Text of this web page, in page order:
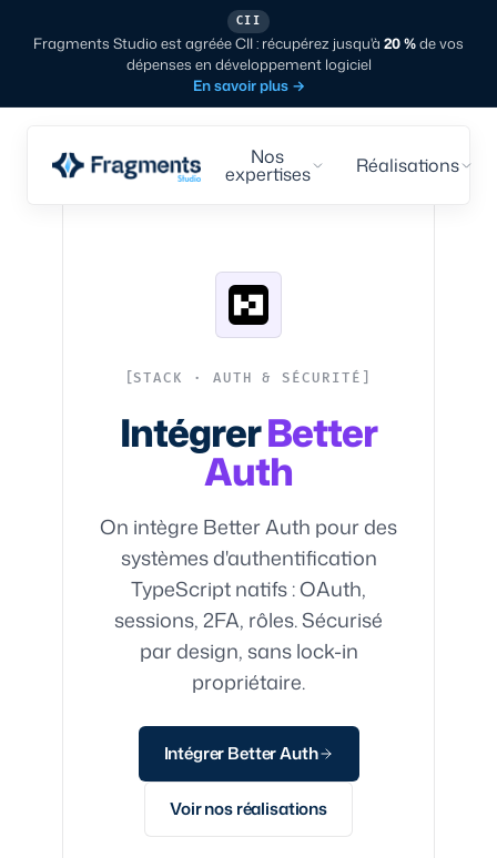
CII
Fragments Studio est agréée CII : récupérez jusqu'à 20 %de vos
dépenses en développement logiciel
En savoir plus →
Nos
expertises Réalisations
STACK · AUTH & SÉCURITÉ
IntégrerBetter
Auth
On intègre Better Auth pour des
systèmes d'authentification
TypeScript natifs : OAuth,
sessions, 2FA, rôles. Sécurisé
par design, sans lock-in
propriétaire.
Intégrer Better Auth
Voir nos réalisations